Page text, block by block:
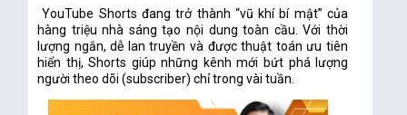
YouTube Shorts đang trở thành “vũ khí bí mật” của
hàng triệu nhà sáng tạo nội dung toàn cầu. Với thời
lượng ngắn, dễ lan truyền và được thuật toán ưu tiên
hiển thị, Shorts giúp những kênh mới bứt phá lượng
người theo dõi (subscriber) chỉ trong vài tuần.